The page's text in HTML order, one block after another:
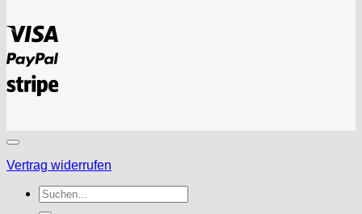
PayPal
Stripe
Vertrag widerrufen
Suchen
nach: